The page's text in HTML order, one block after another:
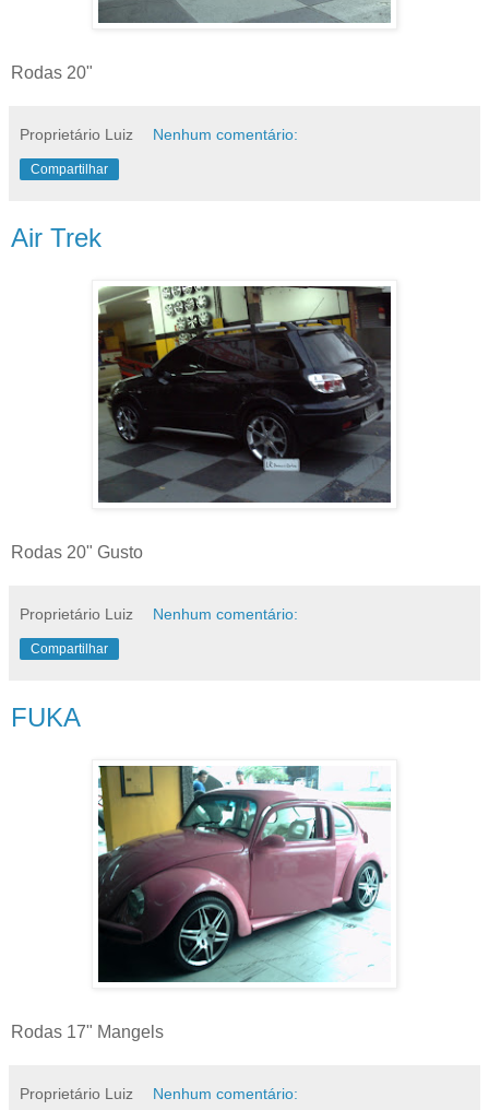
Rodas 20"
Proprietário Luiz Nenhum comentário:
Compartilhar
Air Trek
Rodas 20" Gusto
Proprietário Luiz Nenhum comentário:
Compartilhar
FUKA
Rodas 17" Mangels
Proprietário Luiz Nenhum comentário: